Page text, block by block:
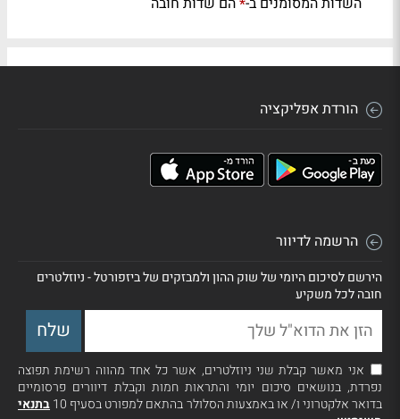
הורדת אפליקציה
הרשמה לדיוור
הירשם לסיכום היומי של שוק ההון ולמבזקים של ביזפורטל - ניוזלטרים
חובה לכל משקיע
אני מאשר קבלת שני ניוזלטרים, אשר כל אחד מהווה רשימת תפוצה
נפרדת, בנושאים סיכום יומי והתראות חמות וקבלת דיוורים פרסומיים
בדואר אלקטרוני ו/ או באמצעות הסלולר בהתאם למפורט בסעיף 10
בתנאי